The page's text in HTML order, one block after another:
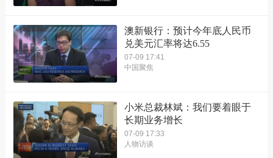
澳新银行：预计今年底人民币
兑美元汇率将达6.55
07-09 17:41
中国聚焦
小米总裁林斌：我们要着眼于
长期业务增长
07-09 17:33
人物访谈